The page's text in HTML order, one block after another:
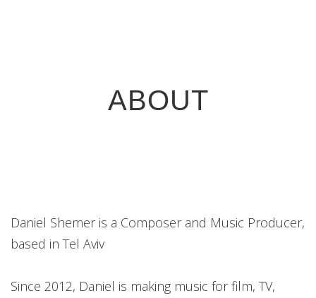
ABOUT
Daniel Shemer is a Composer and Music Producer,
based in Tel Aviv
Since 2012, Daniel is making music for film, TV,